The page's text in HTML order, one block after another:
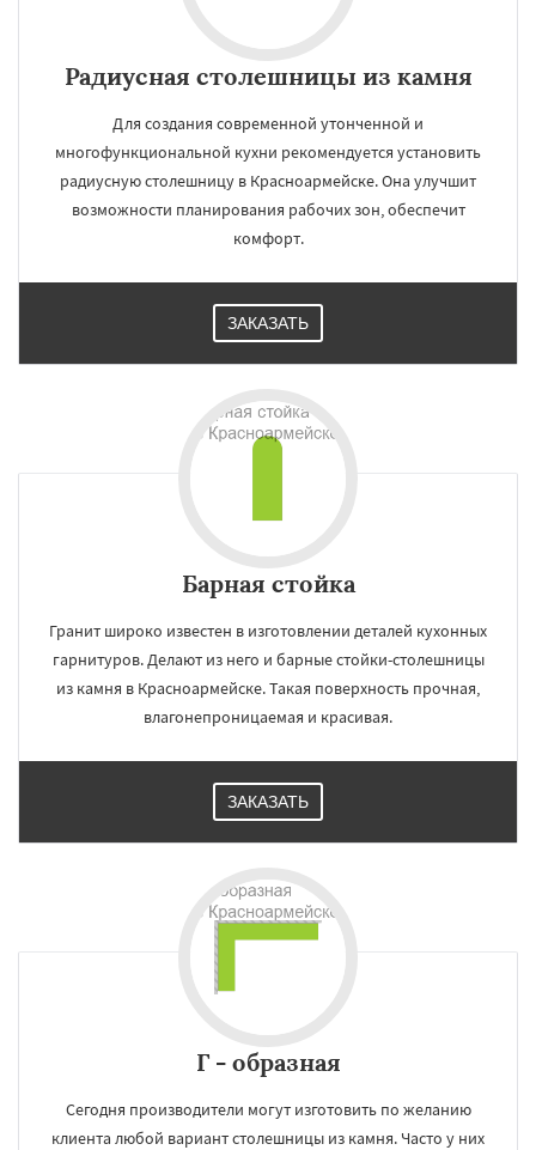
Радиусная столешницы из камня
Для создания современной утонченной и
многофункциональной кухни рекомендуется установить
радиусную столешницу в Красноармейске. Она улучшит
возможности планирования рабочих зон, обеспечит
комфорт.
ЗАКАЗАТЬ
Барная стойка
Гранит широко известен в изготовлении деталей кухонных
гарнитуров. Делают из него и барные стойки-столешницы
из камня в Красноармейске. Такая поверхность прочная,
влагонепроницаемая и красивая.
ЗАКАЗАТЬ
Г - образная
Сегодня производители могут изготовить по желанию
клиента любой вариант столешницы из камня. Часто у них